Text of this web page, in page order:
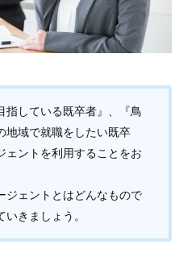
指している既卒者』、『鳥
地域で就職をしたい既卒
ェントを利用することをお
ジェントとはどんなもので
きましょう。